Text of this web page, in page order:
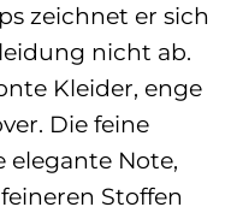
zeichnet er sich
nicht ab.
Kleider, enge
Die feine
elegante Note,
Stoffen